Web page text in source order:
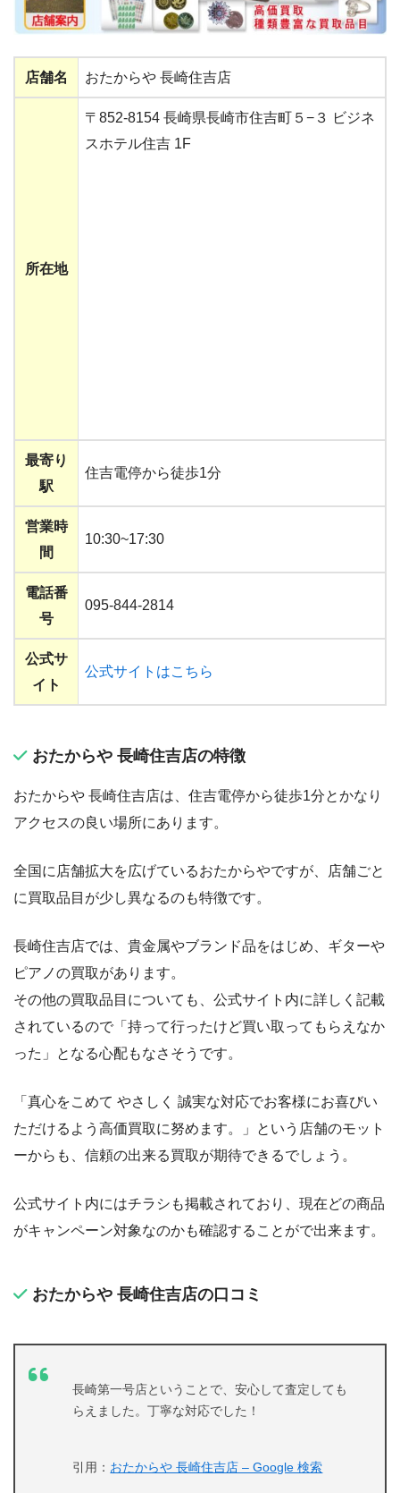
店舗名 おたからや 長崎住吉店
所在地
〒852-8154 長崎県長崎市住吉町５−３ ビジネ
スホテル住吉 1F
最寄り
駅
住吉電停から徒歩1分
営業時
間
10:30~17:30
電話番
号
095-844-2814
公式サ
イト
公式サイトはこちら
おたからや 長崎住吉店の特徴
おたからや 長崎住吉店は、住吉電停から徒歩1分とかなり
アクセスの良い場所にあります。
全国に店舗拡大を広げているおたからやですが、店舗ごと
に買取品目が少し異なるのも特徴です。
長崎住吉店では、貴金属やブランド品をはじめ、ギターや
ピアノの買取があります。
その他の買取品目についても、公式サイト内に詳しく記載
されているので「持って行ったけど買い取ってもらえなか
った」となる心配もなさそうです。
「真心をこめて やさしく 誠実な対応でお客様にお喜びい
ただけるよう高価買取に努めます。」という店舗のモット
ーからも、信頼の出来る買取が期待できるでしょう。
公式サイト内にはチラシも掲載されており、現在どの商品
がキャンペーン対象なのかも確認することがで出来ます。
おたからや 長崎住吉店の口コミ
長崎第一号店ということで、安心して査定しても
らえました。丁寧な対応でした！
引用： おたからや 長崎住吉店 – Google 検索